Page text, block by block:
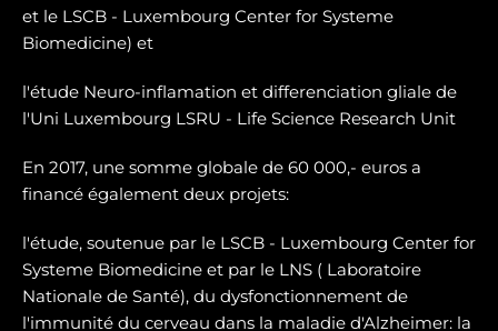
et le LSCB - Luxembourg Center for Systeme
Biomedicine) et
l'étude Neuro-inflamation et differenciation gliale de
l'Uni Luxembourg LSRU - Life Science Research Unit
En 2017, une somme globale de 60 000,- euros a
financé également deux projets:
l'étude, soutenue par le LSCB - Luxembourg Center for
Systeme Biomedicine et par le LNS ( Laboratoire
Nationale de Santé), du dysfonctionnement de
l'immunité du cerveau dans la maladie d'Alzheimer: la